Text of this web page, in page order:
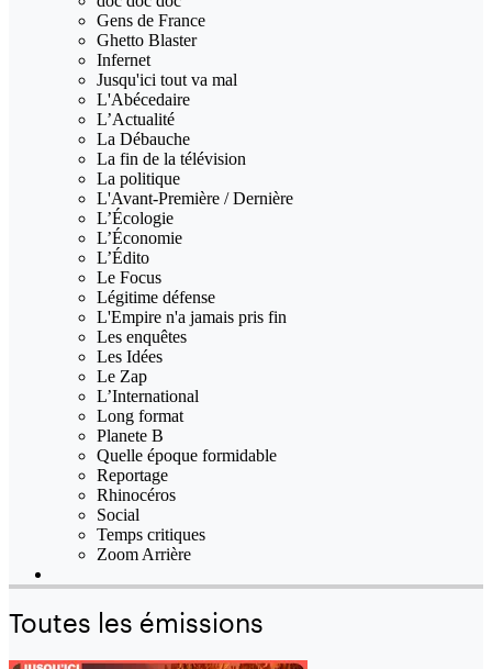
Gens de France
Ghetto Blaster
Infernet
Jusqu'ici tout va mal
L'Abécedaire
L’Actualité
La Débauche
La fin de la télévision
La politique
L'Avant-Première / Dernière
L’Écologie
L’Économie
L’Édito
Le Focus
Légitime défense
L'Empire n'a jamais pris fin
Les enquêtes
Les Idées
Le Zap
L’International
Long format
Planete B
Quelle époque formidable
Reportage
Rhinocéros
Social
Temps critiques
Zoom Arrière
Toutes les émissions